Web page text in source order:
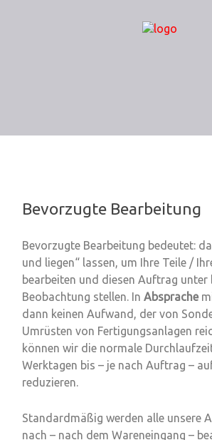
Bevorzugte Bearbeitung
Bevorzugte Bearbeitung bedeutet:
und liegen“ lassen, um Ihre Teile /
bearbeiten und diesen Auftrag unter
Beobachtung stellen. In Absprache
dann keinen Aufwand, der von
Umrüsten von Fertigungsanlagen
können wir die normale
Werktagen bis – je nach Auftrag –
reduzieren.
Standardmäßig werden alle unsere
nach – nach dem Wareneingang –